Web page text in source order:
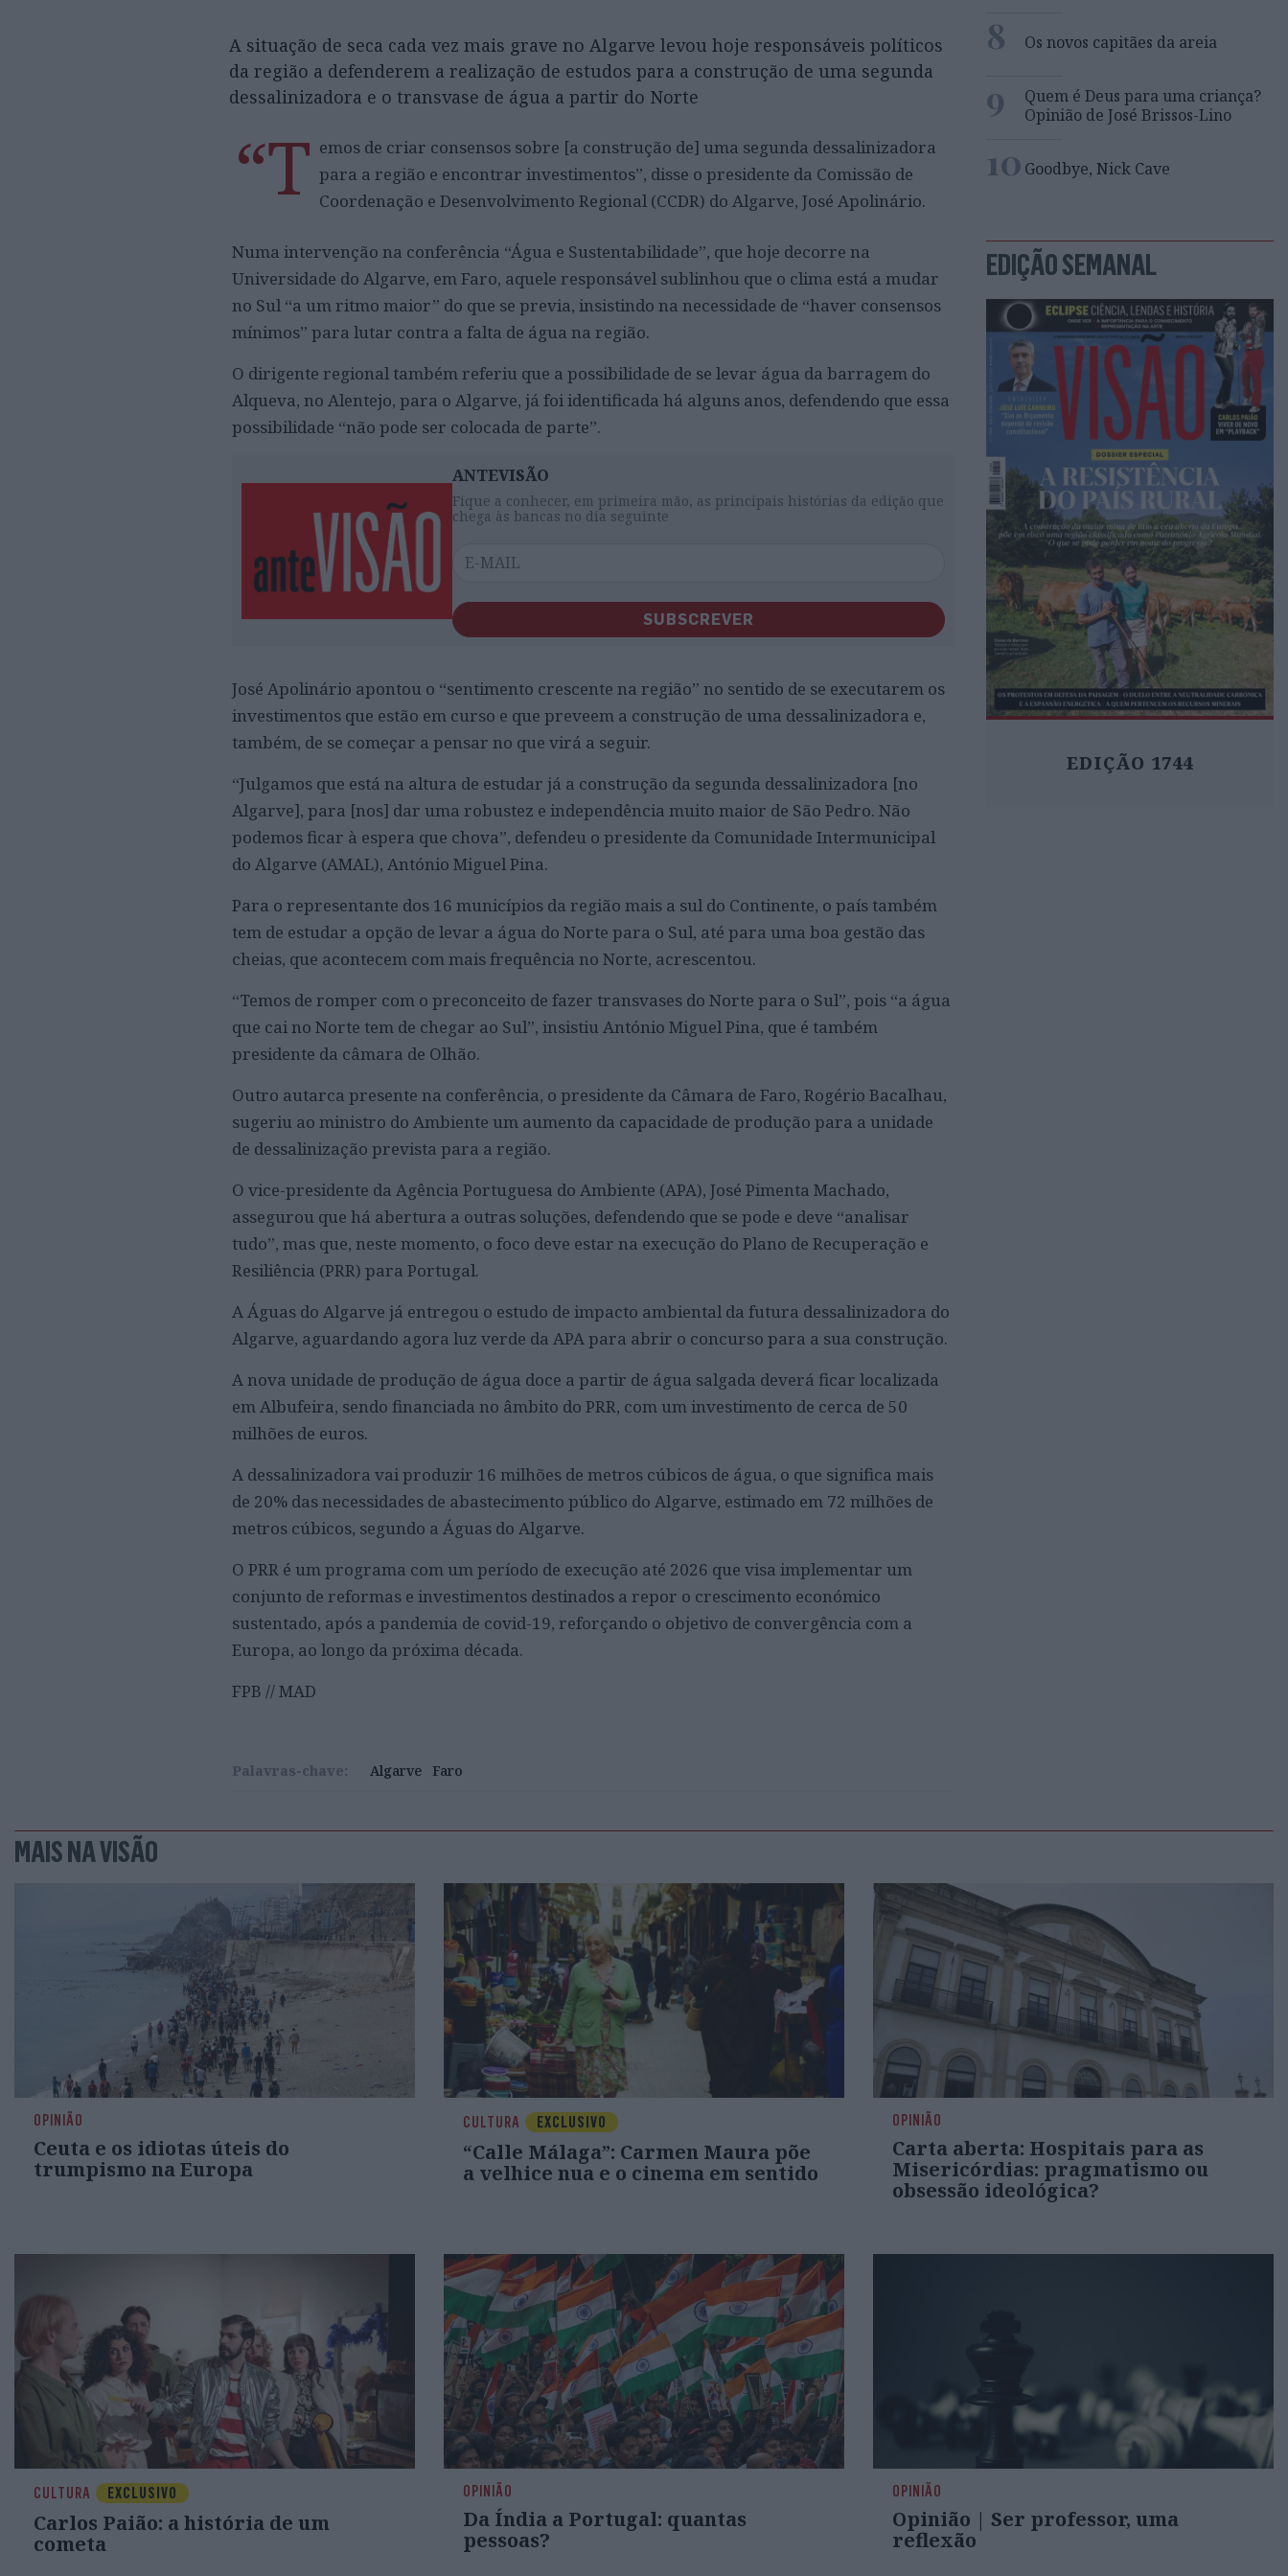
A situação de seca cada vez mais grave no Algarve levou hoje responsáveis políticos
da região a defenderem a realização de estudos para a construção de uma segunda
dessalinizadora e o transvase de água a partir do Norte
“T emos de criar consensos sobre [a construção de] uma segunda dessalinizadora
para a região e encontrar investimentos”, disse o presidente da Comissão de
Coordenação e Desenvolvimento Regional (CCDR) do Algarve, José Apolinário.
Numa intervenção na conferência “Água e Sustentabilidade”, que hoje decorre na
Universidade do Algarve, em Faro, aquele responsável sublinhou que o clima está a mudar
no Sul “a um ritmo maior” do que se previa, insistindo na necessidade de “haver consensos
mínimos” para lutar contra a falta de água na região.
O dirigente regional também referiu que a possibilidade de se levar água da barragem do
Alqueva, no Alentejo, para o Algarve, já foi identificada há alguns anos, defendendo que essa
possibilidade “não pode ser colocada de parte”.
ANTEVISÃO
Fique a conhecer, em primeira mão, as principais histórias da edição que
chega às bancas no dia seguinte
SUBSCREVER
José Apolinário apontou o “sentimento crescente na região” no sentido de se executarem os
investimentos que estão em curso e que preveem a construção de uma dessalinizadora e,
também, de se começar a pensar no que virá a seguir.
“Julgamos que está na altura de estudar já a construção da segunda dessalinizadora [no
Algarve], para [nos] dar uma robustez e independência muito maior de São Pedro. Não
podemos ficar à espera que chova”, defendeu o presidente da Comunidade Intermunicipal
do Algarve (AMAL), António Miguel Pina.
Para o representante dos 16 municípios da região mais a sul do Continente, o país também
tem de estudar a opção de levar a água do Norte para o Sul, até para uma boa gestão das
cheias, que acontecem com mais frequência no Norte, acrescentou.
“Temos de romper com o preconceito de fazer transvases do Norte para o Sul”, pois “a água
que cai no Norte tem de chegar ao Sul”, insistiu António Miguel Pina, que é também
presidente da câmara de Olhão.
Outro autarca presente na conferência, o presidente da Câmara de Faro, Rogério Bacalhau,
sugeriu ao ministro do Ambiente um aumento da capacidade de produção para a unidade
de dessalinização prevista para a região.
O vice-presidente da Agência Portuguesa do Ambiente (APA), José Pimenta Machado,
assegurou que há abertura a outras soluções, defendendo que se pode e deve “analisar
tudo”, mas que, neste momento, o foco deve estar na execução do Plano de Recuperação e
Resiliência (PRR) para Portugal.
A Águas do Algarve já entregou o estudo de impacto ambiental da futura dessalinizadora do
Algarve, aguardando agora luz verde da APA para abrir o concurso para a sua construção.
A nova unidade de produção de água doce a partir de água salgada deverá ficar localizada
em Albufeira, sendo financiada no âmbito do PRR, com um investimento de cerca de 50
milhões de euros.
A dessalinizadora vai produzir 16 milhões de metros cúbicos de água, o que significa mais
de 20% das necessidades de abastecimento público do Algarve, estimado em 72 milhões de
metros cúbicos, segundo a Águas do Algarve.
O PRR é um programa com um período de execução até 2026 que visa implementar um
conjunto de reformas e investimentos destinados a repor o crescimento económico
sustentado, após a pandemia de covid-19, reforçando o objetivo de convergência com a
Europa, ao longo da próxima década.
FPB // MAD
Palavras-chave: Algarve Faro
8 Os novos capitães da areia
9
Quem é Deus para uma criança?
Opinião de José Brissos-Lino
10 Goodbye, Nick Cave
EDIÇÃO SEMANAL
EDIÇÃO 1744
MAIS NA VISÃO
OPINIÃO
Ceuta e os idiotas úteis do
trumpismo na Europa
CULTURA EXCLUSIVO
“Calle Málaga”: Carmen Maura põe
a velhice nua e o cinema em sentido
OPINIÃO
Carta aberta: Hospitais para as
Misericórdias: pragmatismo ou
obsessão ideológica?
CULTURA EXCLUSIVO
Carlos Paião: a história de um
cometa
OPINIÃO
Da Índia a Portugal: quantas
pessoas?
OPINIÃO
Opinião | Ser professor, uma
reflexão